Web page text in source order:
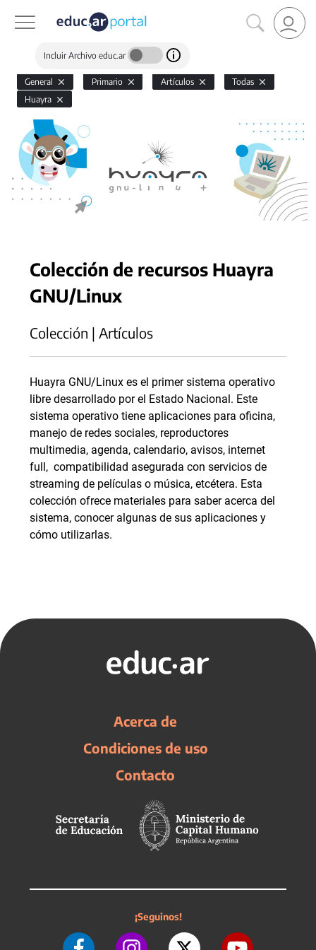
Incluir Archivo educ.ar
General Primario Artículos
Todas
Huayra
Colección de recursos Huayra
GNU/Linux
Colección | Artículos
Huayra GNU/Linux es el primer sistema operativo
libre desarrollado por el Estado Nacional. Este
sistema operativo tiene aplicaciones para oficina,
manejo de redes sociales, reproductores
multimedia, agenda, calendario, avisos, internet
full, compatibilidad asegurada con servicios de
streaming de películas o música, etcétera. Esta
colección ofrece materiales para saber acerca del
sistema, conocer algunas de sus aplicaciones y
cómo utilizarlas.
Acerca de
Condiciones de uso
Contacto
¡Seguinos!